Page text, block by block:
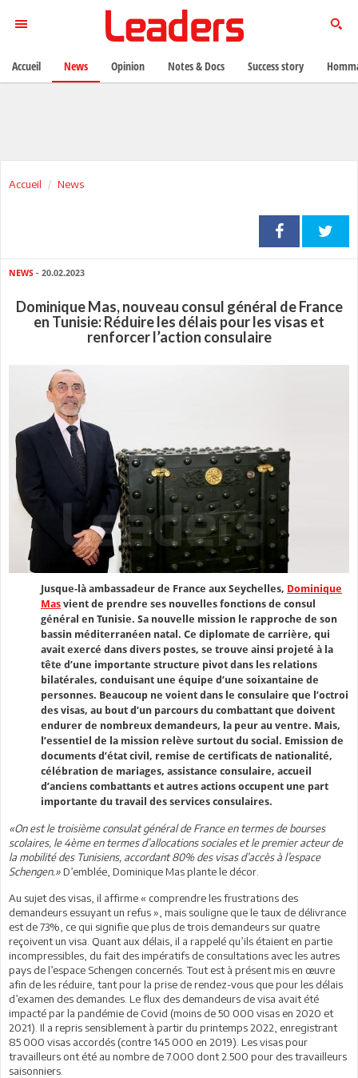
Accueil News
NEWS - 20.02.2023
Dominique Mas, nouveau consul général de France
en Tunisie: Réduire les délais pour les visas et
renforcer l’action consulaire
Jusque-là ambassadeur de France aux Seychelles, Dominique
Mas vient de prendre ses nouvelles fonctions de consul
général en Tunisie. Sa nouvelle mission le rapproche de son
bassin méditerranéen natal. Ce diplomate de carrière, qui
avait exercé dans divers postes, se trouve ainsi projeté à la
tête d’une importante structure pivot dans les relations
bilatérales, conduisant une équipe d’une soixantaine de
personnes. Beaucoup ne voient dans le consulaire que l’octroi
des visas, au bout d’un parcours du combattant que doivent
endurer de nombreux demandeurs, la peur au ventre. Mais,
l’essentiel de la mission relève surtout du social. Emission de
documents d’état civil, remise de certificats de nationalité,
célébration de mariages, assistance consulaire, accueil
d’anciens combattants et autres actions occupent une part
importante du travail des services consulaires.
«On est le troisième consulat général de France en termes de bourses
scolaires, le 4ème en termes d’allocations sociales et le premier acteur de
la mobilité des Tunisiens, accordant 80% des visas d’accès à l’espace
Schengen.»D’emblée, Dominique Mas plante le décor.
Au sujet des visas, il affirme « comprendre les frustrations des
demandeurs essuyant un refus », mais souligne que le taux de délivrance
est de 73%, ce qui signifie que plus de trois demandeurs sur quatre
reçoivent un visa. Quant aux délais, il a rappelé qu’ils étaient en partie
incompressibles, du fait des impératifs de consultations avec les autres
pays de l’espace Schengen concernés. Tout est à présent mis en œuvre
afin de les réduire, tant pour la prise de rendez-vous que pour les délais
d’examen des demandes. Le flux des demandeurs de visa avait été
impacté par la pandémie de Covid (moins de 50 000 visas en 2020 et
2021). Il a repris sensiblement à partir du printemps 2022, enregistrant
85 000 visas accordés (contre 145 000 en 2019). Les visas pour
travailleurs ont été au nombre de 7.000 dont 2.500 pour des travailleurs
saisonniers.
Accueil News Opinion Notes & Docs Success story